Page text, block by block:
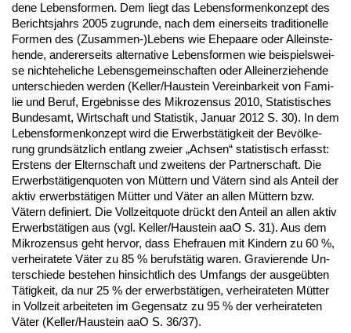
de­ne Le­bens­for­men. Dem liegt das Le­bens­for­men­kon­zept des
Be­richts­jahrs 2005 zu­grun­de, nach dem ei­ner­seits tra­di­tio­nel­le
For­men des (Zu­sam­men-)Le­bens wie Ehe­paa­re oder Al­lein­ste­
hen­de, an­de­rer­seits al­ter­na­ti­ve Le­bens­for­men wie bei­spiels­wei­
se nicht­ehe­li­che Le­bens­ge­mein­schaf­ten oder Al­lein­er­zie­hen­de
un­ter­schie­den wer­den (Kel­ler/Hau­stein Ver­ein­bar­keit von Fa­mi­
lie und Be­ruf, Er­geb­nis­se des Mi­kro­zen­sus 2010, Sta­tis­ti­sches
Bun­des­amt, Wirt­schaft und Sta­tis­tik, Ja­nu­ar 2012 S. 30). In dem
Le­bens­for­men­kon­zept wird die Er­werbstätig­keit der Bevölke­
rung grundsätz­lich ent­lang zwei­er „Ach­sen“ sta­tis­tisch er­fasst:
Ers­tens der El­tern­schaft und zwei­tens der Part­ner­schaft. Die
Er­werbstäti­gen­quo­ten von Müttern und Vätern sind als An­teil der
ak­tiv er­werbstäti­gen Mütter und Väter an al­len Müttern bzw.
Vätern de­fi­niert. Die Voll­zeit­quo­te drückt den An­teil an al­len ak­tiv
Er­werbstäti­gen aus (vgl. Kel­ler/Hau­stein aaO S. 31). Aus dem
Mi­kro­zen­sus geht her­vor, dass Ehe­frau­en mit Kin­dern zu 60 %,
ver­hei­ra­te­te Väter zu 85 % be­rufstätig wa­ren. Gra­vie­ren­de Un­
ter­schie­de be­ste­hen hin­sicht­lich des Um­fangs der aus­geübten
Tätig­keit, da nur 25 % der er­werbstäti­gen, ver­hei­ra­te­ten Mütter
in Voll­zeit ar­bei­te­ten im Ge­gen­satz zu 95 % der ver­hei­ra­te­ten
Väter (Kel­ler/Hau­stein aaO S. 36/37).